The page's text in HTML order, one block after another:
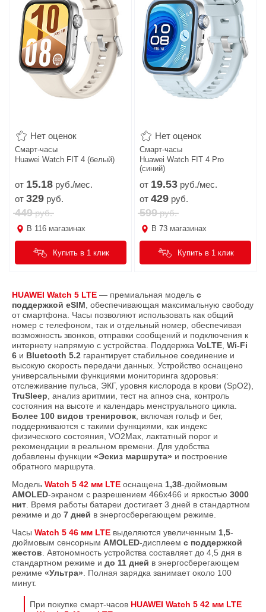
Нет оценок
Смарт-часы
Huawei Watch FIT 4 (белый)
от 15.18 руб./мес.
от 329 руб.
449руб.
В 116 магазинах
Купить в 1 клик
Нет оценок
Смарт-часы
Huawei Watch FIT 4 Pro
(синий)
от 19.53 руб./мес.
от 429 руб.
599руб.
В 73 магазинах
Купить в 1 клик
HUAWEI Watch 5 LTE — премиальная модель с
поддержкой eSIM , обеспечивающая максимальную свободу
от смартфона. Часы позволяют использовать как общий
номер с телефоном, так и отдельный номер, обеспечивая
возможность звонков, отправки сообщений и подключения к
интернету напрямую с устройства. Поддержка VoLTE Wi-Fi
6 и Bluetooth 5.2 гарантирует стабильное соединение и
высокую скорость передачи данных. Устройство оснащено
универсальными функциями мониторинга здоровья:
отслеживание пульса, ЭКГ, уровня кислорода в крови (SpO2),
TruSleep , анализ аритмии, тест на апноэ сна, контроль
состояния на высоте и календарь менструального цикла.
Более 100 видов тренировок , включая гольф и бег,
поддерживаются с такими функциями, как индекс
физического состояния, VO2Max, лактатный порог и
рекомендации в реальном времени. Для удобства
добавлены функции «Эскиз маршрута» и построение
обратного маршрута.
Модель Watch 5 42 мм LTE оснащена 1,38-дюймовым
AMOLED-экраном с разрешением 466х466 и яркостью 3000
нит . Время работы батареи достигает 3 дней в стандартном
режиме и до 7 дней в энергосберегающем режиме.
Часы Watch 5 46 мм LTE выделяются увеличенным 1,5-
дюймовым сенсорным AMOLED-дисплеем с поддержкой
жестов . Автономность устройства составляет до 4,5 дня в
стандартном режиме и до 11 дней в энергосберегающем
режиме «Ультра» . Полная зарядка занимает около 100
минут.
При покупке смарт-часов HUAWEI Watch 5 42 мм LTE